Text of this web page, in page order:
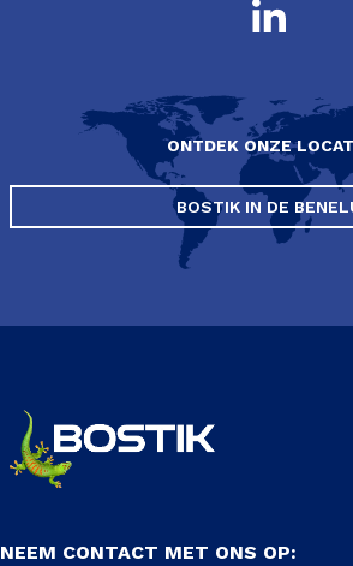
ONTDEK ONZE
BOSTIK IN DE
NEEM CONTACT MET ONS OP: